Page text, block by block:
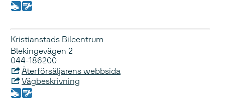
Kristianstads Bilcentrum
Blekingevägen 2
044-186200
Återförsäljarens webbsida
Vägbeskrivning